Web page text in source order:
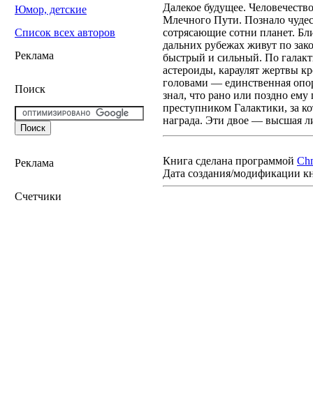
Юмор, детские
Список всех авторов
Реклама
Поиск
Реклама
Счетчики
Далекое будущее.
Млечного Пути. Познало
сотрясающие сотни планет.
дальних рубежах живут по
быстрый и сильный. По
астероиды, караулят жертвы
головами — единственная
знал, что рано или поздно
преступником Галактики, за
награда. Эти двое — высшая
Книга сделана программой
Дата создания/модификации